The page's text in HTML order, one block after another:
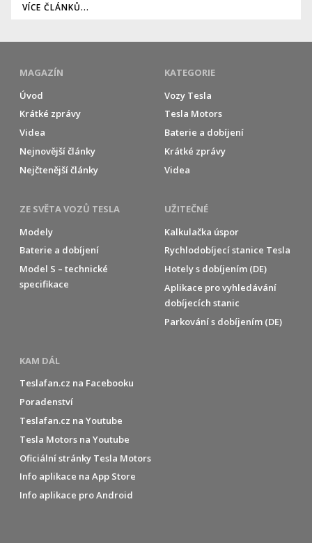
VÍCE ČLÁNKŮ...
MAGAZÍN
Úvod
Krátké zprávy
Videa
Nejnovější články
Nejčtenější články
KATEGORIE
Vozy Tesla
Tesla Motors
Baterie a dobíjení
Krátké zprávy
Videa
ZE SVĚTA VOZŮ TESLA
Modely
Baterie a dobíjení
Model S – technické
specifikace
UŽITEČNÉ
Kalkulačka úspor
Rychlodobíjecí stanice Tesla
Hotely s dobíjením (DE)
Aplikace pro vyhledávání
dobíjecích stanic
Parkování s dobíjením (DE)
KAM DÁL
Teslafan.cz na Facebooku
Poradenství
Teslafan.cz na Youtube
Tesla Motors na Youtube
Oficiální stránky Tesla Motors
Info aplikace na App Store
Info aplikace pro Android